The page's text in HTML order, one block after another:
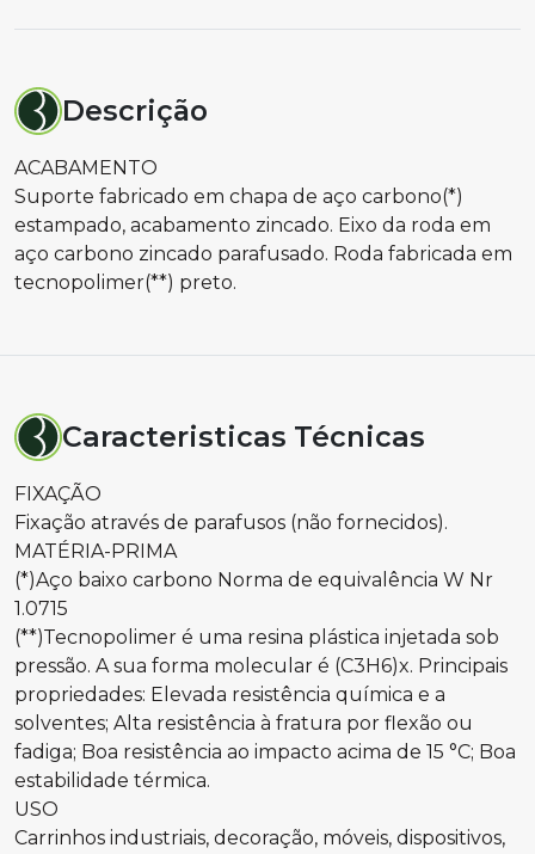
Descrição
ACABAMENTO
Suporte fabricado em chapa de aço carbono(*)
estampado, acabamento zincado. Eixo da roda em
aço carbono zincado parafusado. Roda fabricada em
tecnopolimer(**) preto.
Caracteristicas Técnicas
FIXAÇÃO
Fixação através de parafusos (não fornecidos).
MATÉRIA-PRIMA
(*)Aço baixo carbono Norma de equivalência W Nr
1.0715
(**)Tecnopolimer é uma resina plástica injetada sob
pressão. A sua forma molecular é (C3H6)x. Principais
propriedades: Elevada resistência química e a
solventes; Alta resistência à fratura por flexão ou
fadiga; Boa resistência ao impacto acima de 15 °C; Boa
estabilidade térmica.
USO
Carrinhos industriais, decoração, móveis, dispositivos,